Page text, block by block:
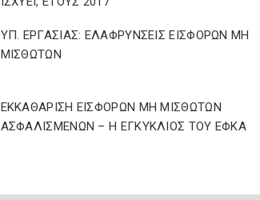
ΥΠ. ΕΡΓΑΣΙΑΣ: ΕΛΑΦΡΥΝΣΕΙΣ ΕΙΣΦΟΡΩΝ ΜΗ
ΜΙΣΘΩΤΩΝ
ΕΚΚΑΘΑΡΙΣΗ ΕΙΣΦΟΡΩΝ ΜΗ ΜΙΣΘΩΤΩΝ
ΑΣΦΑΛΙΣΜΕΝΩΝ – Η ΕΓΚΥΚΛΙΟΣ ΤΟΥ ΕΦΚΑ